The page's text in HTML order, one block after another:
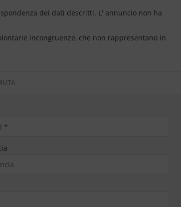
dei dati descritti. L' annuncio non ha
incongruenze, che non rappresentano in